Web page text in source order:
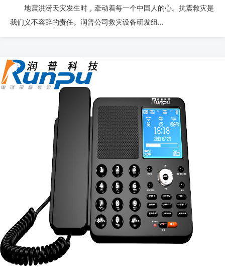
地震洪涝天灾发生时，牵动着每一个中国人的心。抗震救灾是
我们义不容辞的责任。润普公司救灾设备研发组...